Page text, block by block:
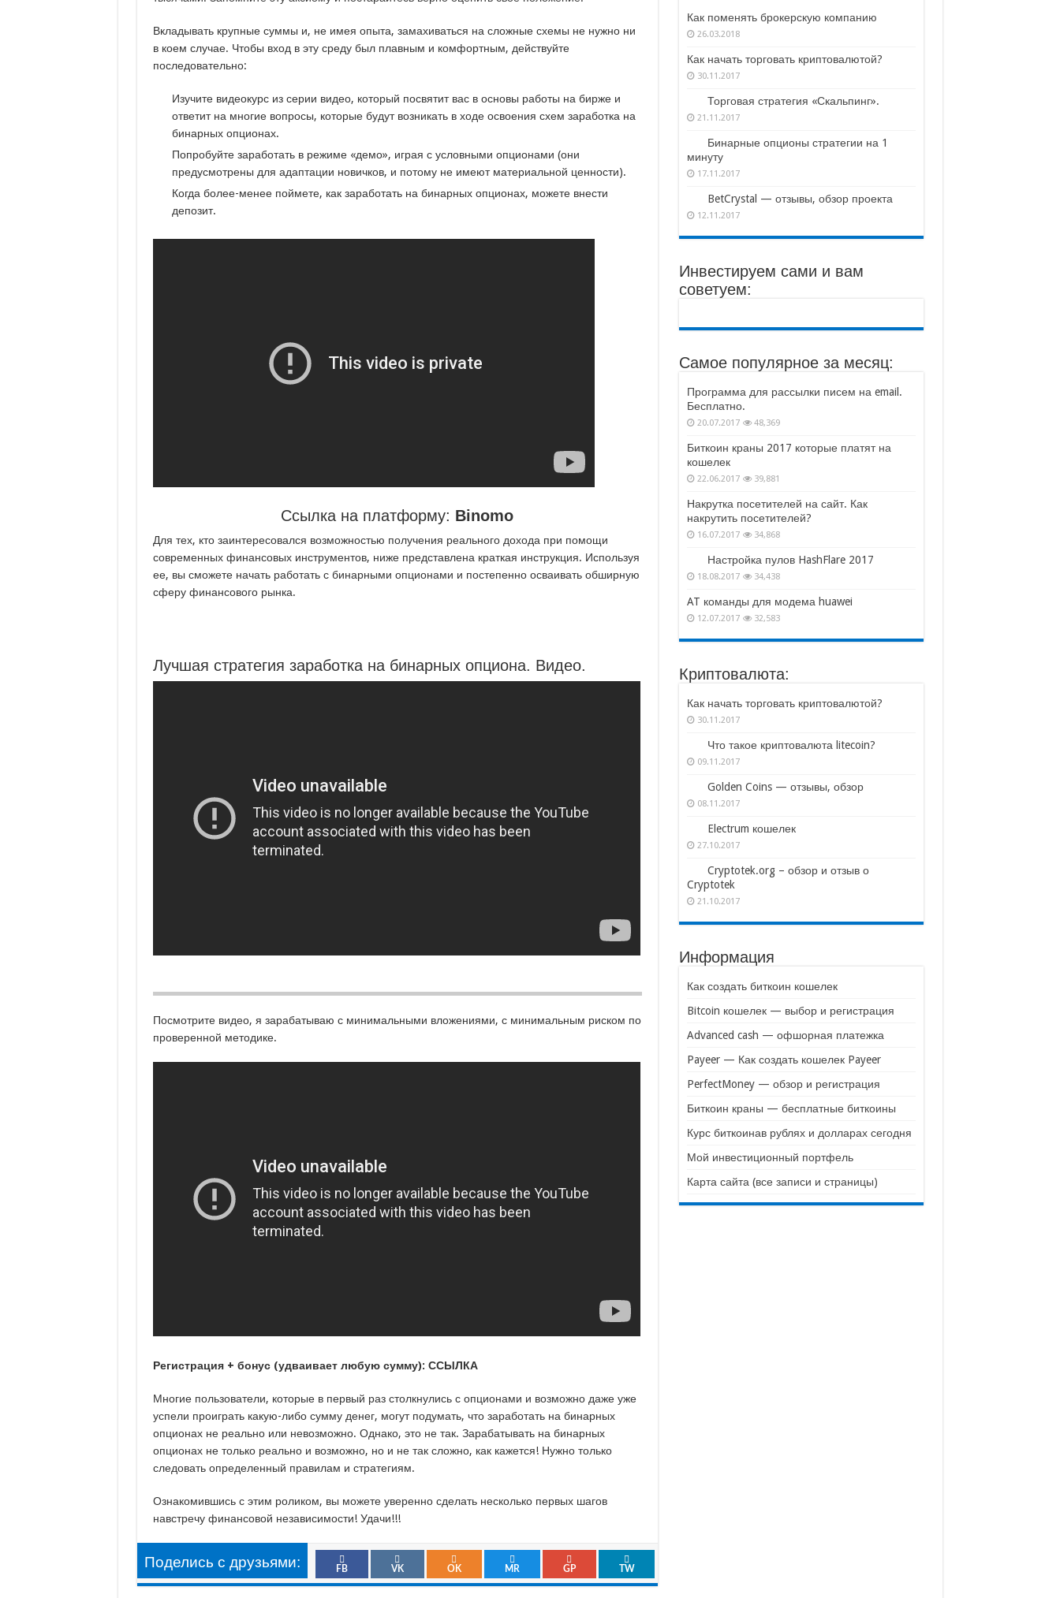
Вкладывать крупные суммы и, не имея опыта, замахиваться на сложные схемы не нужно ни
в коем случае. Чтобы вход в эту среду был плавным и комфортным, действуйте
последовательно:
Изучите видеокурс из серии видео, который посвятит вас в основы работы на бирже и
ответит на многие вопросы, которые будут возникать в ходе освоения схем заработка на
бинарных опционах.
Попробуйте заработать в режиме «демо», играя с условными опционами (они
предусмотрены для адаптации новичков, и потому не имеют материальной ценности).
Когда более-менее поймете, как заработать на бинарных опционах, можете внести
депозит.
Ссылка на платформу: Binomo
Для тех, кто заинтересовался возможностью получения реального дохода при помощи
современных финансовых инструментов, ниже представлена краткая инструкция. Используя
ее, вы сможете начать работать с бинарными опционами и постепенно осваивать обширную
сферу финансового рынка.
Лучшая стратегия заработка на бинарных опциона. Видео.
Посмотрите видео, я зарабатываю с минимальными вложениями, с минимальным риском по
проверенной методике.
Регистрация + бонус (удваивает любую сумму): ССЫЛКА
Многие пользователи, которые в первый раз столкнулись с опционами и возможно даже уже
успели проиграть какую-либо сумму денег, могут подумать, что заработать на бинарных
опционах не реально или невозможно. Однако, это не так. Зарабатывать на бинарных
опционах не только реально и возможно, но и не так сложно, как кажется! Нужно только
следовать определенный правилам и стратегиям.
Ознакомившись с этим роликом, вы можете уверенно сделать несколько первых шагов
навстречу финансовой независимости! Удачи!!!
Поделись с друзьями: FB VK OK MR GP TW
Как поменять брокерскую компанию
26.03.2018
Как начать торговать криптовалютой?
30.11.2017
Торговая стратегия «Скальпинг».
21.11.2017
Бинарные опционы стратегии на 1
минуту
17.11.2017
BetCrystal — отзывы, обзор проекта
12.11.2017
Инвестируем сами и вам
советуем:
Самое популярное за месяц:
Программа для рассылки писем на email.
Бесплатно.
20.07.2017 48,369
Биткоин краны 2017 которые платят на
кошелек
22.06.2017 39,881
Накрутка посетителей на сайт. Как
накрутить посетителей?
16.07.2017 34,868
Настройка пулов HashFlare 2017
18.08.2017 34,438
AT команды для модема huawei
12.07.2017 32,583
Криптовалюта:
Как начать торговать криптовалютой?
30.11.2017
Что такое криптовалюта litecoin?
09.11.2017
Golden Coins — отзывы, обзор
08.11.2017
Electrum кошелек
27.10.2017
Cryptotek.org – обзор и отзыв о
Cryptotek
21.10.2017
Информация
Как создать биткоин кошелек
Bitcoin кошелек — выбор и регистрация
Advanced cash — офшорная платежка
Payeer — Как создать кошелек Payeer
PerfectMoney — обзор и регистрация
Биткоин краны — бесплатные биткоины
Курс биткоинав рублях и долларах сегодня
Мой инвестиционный портфель
Карта сайта (все записи и страницы)